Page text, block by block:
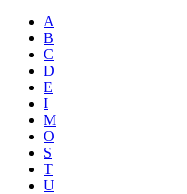
A
B
C
D
E
I
M
O
S
T
U